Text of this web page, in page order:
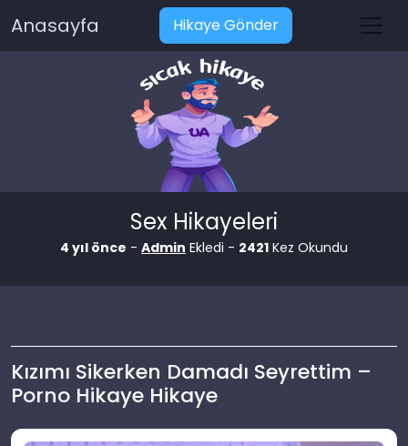
Anasayfa Hikaye Gönder
Sex Hikayeleri
4 yıl önce - Admin Ekledi - 2421 Kez Okundu
Kızımı Sikerken Damadı Seyrettim –
Porno Hikaye Hikaye